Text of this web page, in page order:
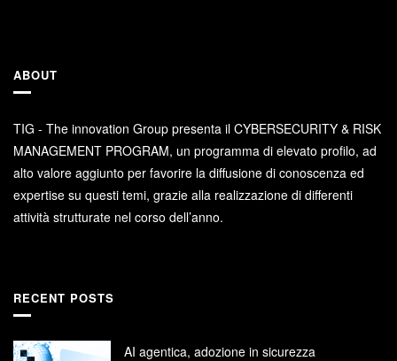
ABOUT
TIG - The innovation Group presenta il CYBERSECURITY & RISK
MANAGEMENT PROGRAM, un programma di elevato profilo, ad
alto valore aggiunto per favorire la diffusione di conoscenza ed
expertise su questi temi, grazie alla realizzazione di differenti
attività strutturate nel corso dell’anno.
RECENT POSTS
AI agentica, adozione in sicurezza